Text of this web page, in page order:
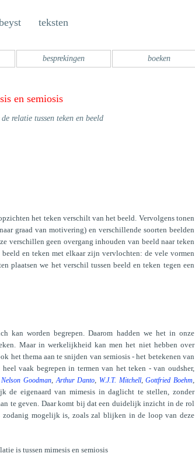
beyst teksten
boeken
besprekingen
en semiosis
relatie tussen teken en beeld
het teken verschilt van het beeld. Vervolgens tonen
graad van motivering) en verschillende soorten beelden
verschillen geen overgang inhouden van beeld naar teken
en teken met elkaar zijn vervlochten: de vele vormen
plaatsen we het verschil tussen beeld en teken tegen een
kan worden begrepen. Daarom hadden we het in onze
Maar in werkelijkheid kan men het niet hebben over
het thema aan te snijden van semiosis - het betekenen van
vaak begrepen in termen van het teken - van oudsher,
Nelson Goodman,Arthur Danto, W.J.T. Mitchell,Gottfried Boehm,
de eigenaard van mimesis in daglicht te stellen, zonder
te geven. Daar komt bij dat een duidelijk inzicht in de rol
zodanig mogelijk is, zoals zal blijken in de loop van deze
is tussen mimesis en semiosis